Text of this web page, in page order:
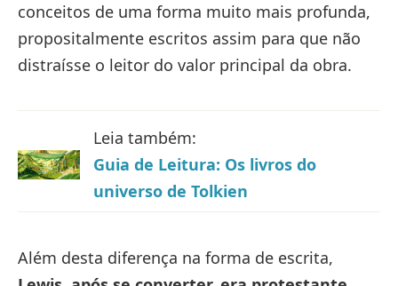
conceitos de uma forma muito mais profunda,
propositalmente escritos assim para que não
distraísse o leitor do valor principal da obra.
Leia também:
Guia de Leitura: Os livros do
universo de Tolkien
Além desta diferença na forma de escrita,